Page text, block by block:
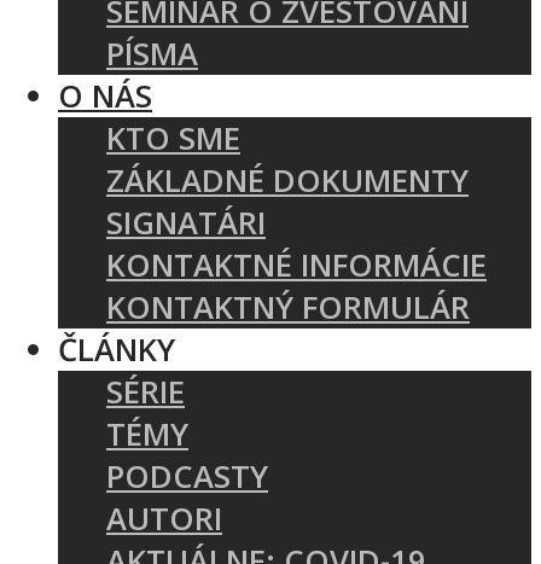
SEMINÁR O ZVESTOVANÍ
PÍSMA
O NÁS
KTO SME
ZÁKLADNÉ DOKUMENTY
SIGNATÁRI
KONTAKTNÉ INFORMÁCIE
KONTAKTNÝ FORMULÁR
ČLÁNKY
SÉRIE
TÉMY
PODCASTY
AUTORI